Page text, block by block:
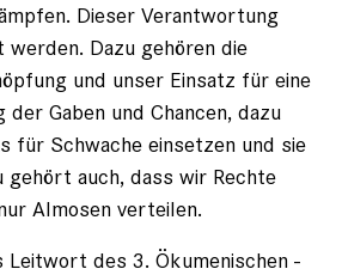
Dieser Verantwortung
Dazu ge­hören die
und unser Einsatz für ­eine
Gaben und Chancen, dazu
für Schwache einsetzen und sie
gehört auch, dass wir Rechte
Almosen verteilen.
Leitwort des 3. Ökumenischen